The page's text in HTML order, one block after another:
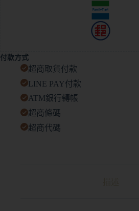
付款方式
超商取貨付款
LINE PAY付款
ATM銀行轉帳
超商條碼
超商代碼